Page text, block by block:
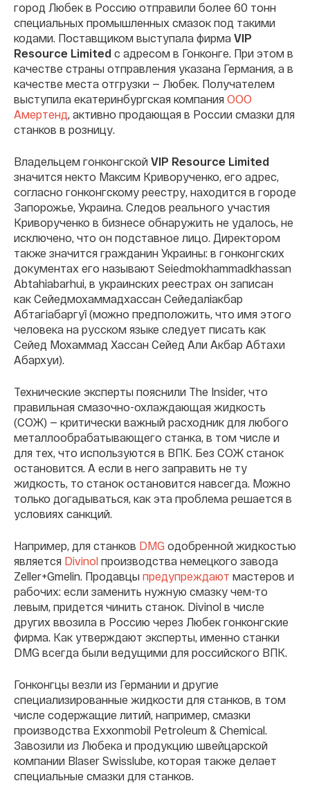
город Любек в Россию отправили более 60 тонн
специальных промышленных смазок под такими
кодами. Поставщиком выступала фирма VIP
Resource Limited с адресом в Гонконге. При этом в
качестве страны отправления указана Германия, а в
качестве места отгрузки — Любек. Получателем
выступила екатеринбургская компания ООО
Амертенд, активно продающая в России смазки для
станков в розницу.
Владельцем гонконгской VIP Resource Limited
значится некто Максим Криворученко, его адрес,
согласно гонконгскому реестру, находится в городе
Запорожье, Украина. Следов реального участия
Криворученко в бизнесе обнаружить не удалось, не
исключено, что он подставное лицо. Директором
также значится гражданин Украины: в гонконгских
документах его называют Seiedmokhammadkhassan
Abtahiabarhui, в украинских реестрах он записан
как Сейедмохаммадхассан Сейедаліакбар
Абтагіабаргуї (можно предположить, что имя этого
человека на русском языке следует писать как
Сейед Мохаммад Хассан Сейед Али Акбар Абтахи
Абархуи).
Технические эксперты пояснили The Insider, что
правильная смазочно-охлаждающая жидкость
(СОЖ) — критически важный расходник для любого
металлообрабатывающего станка, в том числе и
для тех, что используются в ВПК. Без СОЖ станок
остановится. А если в него заправить не ту
жидкость, то станок остановится навсегда. Можно
только догадываться, как эта проблема решается в
условиях санкций.
Например, для станков DMG одобренной жидкостью
является Divinol производства немецкого завода
Zeller+Gmelin. Продавцы предупреждают мастеров и
рабочих: если заменить нужную смазку чем-то
левым, придется чинить станок. Divinol в числе
других ввозила в Россию через Любек гонконгские
фирма. Как утверждают эксперты, именно станки
DMG всегда были ведущими для российского ВПК.
Гонконгцы везли из Германии и другие
специализированные жидкости для станков, в том
числе содержащие литий, например, смазки
производства Exxonmobil Petroleum & Chemical.
Завозили из Любека и продукцию швейцарской
компании Blaser Swisslube, которая также делает
специальные смазки для станков.